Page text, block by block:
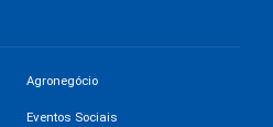
Agronegócio
Eventos Sociais